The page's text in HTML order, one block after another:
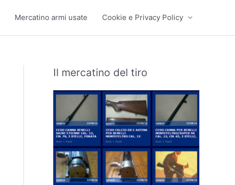
Mercatino armi usate Cookie e Privacy Policy
Il mercatino del tiro